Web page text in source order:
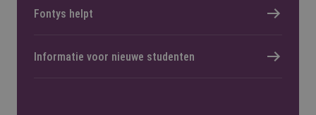
Fontys helpt
Informatie voor nieuwe studenten